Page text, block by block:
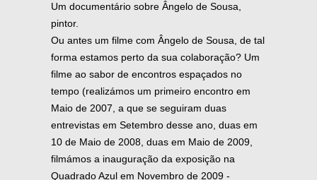
Um documentário sobre Ângelo de Sousa,
pintor.
Ou antes um filme com Ângelo de Sousa, de tal
forma estamos perto da sua colaboração? Um
filme ao sabor de encontros espaçados no
tempo (realizámos um primeiro encontro em
Maio de 2007, a que se seguiram duas
entrevistas em Setembro desse ano, duas em
10 de Maio de 2008, duas em Maio de 2009,
filmámos a inauguração da exposição na
Quadrado Azul em Novembro de 2009 -